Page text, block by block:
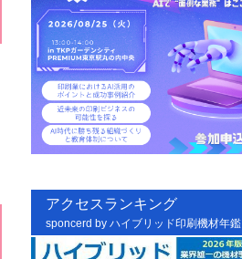
アクセスランキング
sponcerd by ハイブリッド印刷機材年鑑